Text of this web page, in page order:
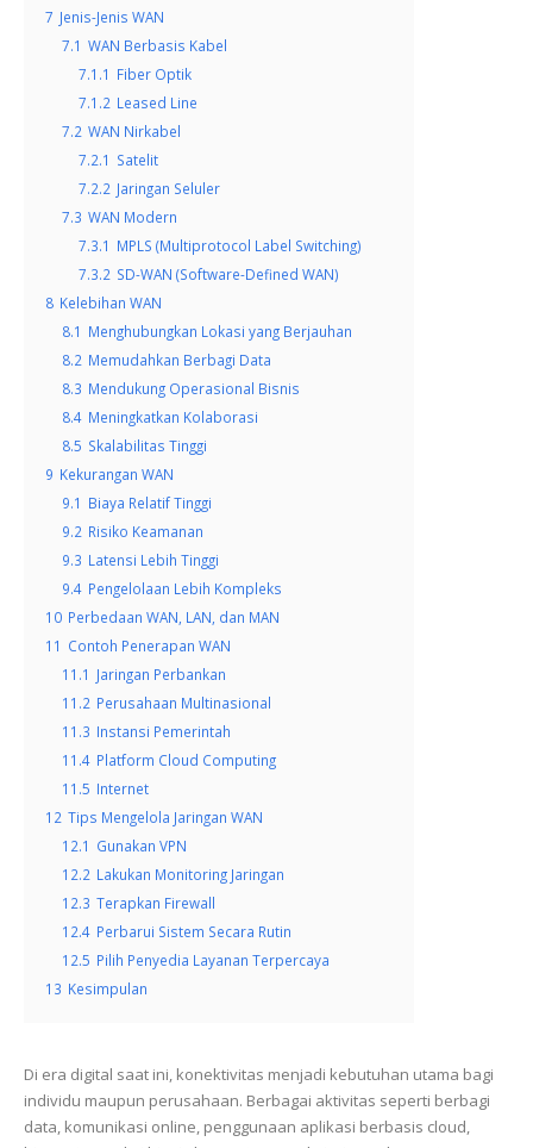
7 Jenis-Jenis WAN
7.1 WAN Berbasis Kabel
7.1.1 Fiber Optik
7.1.2 Leased Line
7.2 WAN Nirkabel
7.2.1 Satelit
7.2.2 Jaringan Seluler
7.3 WAN Modern
7.3.1 MPLS (Multiprotocol Label Switching)
7.3.2 SD-WAN (Software-Defined WAN)
8 Kelebihan WAN
8.1 Menghubungkan Lokasi yang Berjauhan
8.2 Memudahkan Berbagi Data
8.3 Mendukung Operasional Bisnis
8.4 Meningkatkan Kolaborasi
8.5 Skalabilitas Tinggi
9 Kekurangan WAN
9.1 Biaya Relatif Tinggi
9.2 Risiko Keamanan
9.3 Latensi Lebih Tinggi
9.4 Pengelolaan Lebih Kompleks
10 Perbedaan WAN, LAN, dan MAN
11 Contoh Penerapan WAN
11.1 Jaringan Perbankan
11.2 Perusahaan Multinasional
11.3 Instansi Pemerintah
11.4 Platform Cloud Computing
11.5 Internet
12 Tips Mengelola Jaringan WAN
12.1 Gunakan VPN
12.2 Lakukan Monitoring Jaringan
12.3 Terapkan Firewall
12.4 Perbarui Sistem Secara Rutin
12.5 Pilih Penyedia Layanan Terpercaya
13 Kesimpulan
Di era digital saat ini, konektivitas menjadi kebutuhan utama bagi
individu maupun perusahaan. Berbagai aktivitas seperti berbagi
data, komunikasi online, penggunaan aplikasi berbasis cloud,